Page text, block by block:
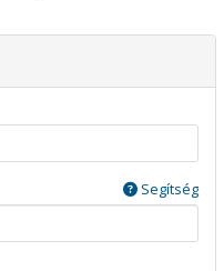
Segítség